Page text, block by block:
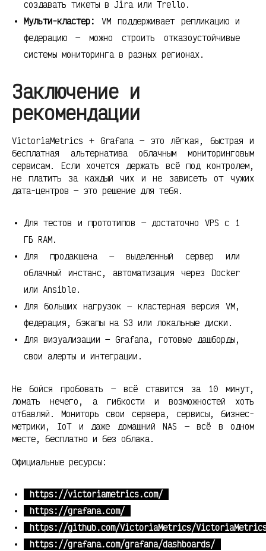
создавать тикеты в Jira или Trello.
Мульти-кластер:
VM поддерживает репликацию и
федерацию — можно строить отказоустойчивые
системы мониторинга в разных регионах.
Заключение и
рекомендации
VictoriaMetrics + Grafana — это лёгкая, быстрая и
бесплатная альтернатива облачным мониторинговым
сервисам. Если хочется держать всё под контролем,
не платить за каждый чих и не зависеть от чужих
дата-центров — это решение для тебя.
Для тестов и прототипов — достаточно VPS с 1
ГБ RAM.
Для продакшена — выделенный сервер или
облачный инстанс, автоматизация через Docker
или Ansible.
Для больших нагрузок — кластерная версия VM,
федерация, бэкапы на S3 или локальные диски.
Для визуализации — Grafana, готовые дашборды,
свои алерты и интеграции.
Не бойся пробовать — всё ставится за 10 минут,
ломать нечего, а гибкости и возможностей хоть
отбавляй. Мониторь свои сервера, сервисы, бизнес-
метрики, IoT и даже домашний NAS — всё в одном
месте, бесплатно и без облака.
Официальные ресурсы:
https://victoriametrics.com/
https://grafana.com/
https://github.com/VictoriaMetrics/
https://grafana.com/grafana/dashboards/